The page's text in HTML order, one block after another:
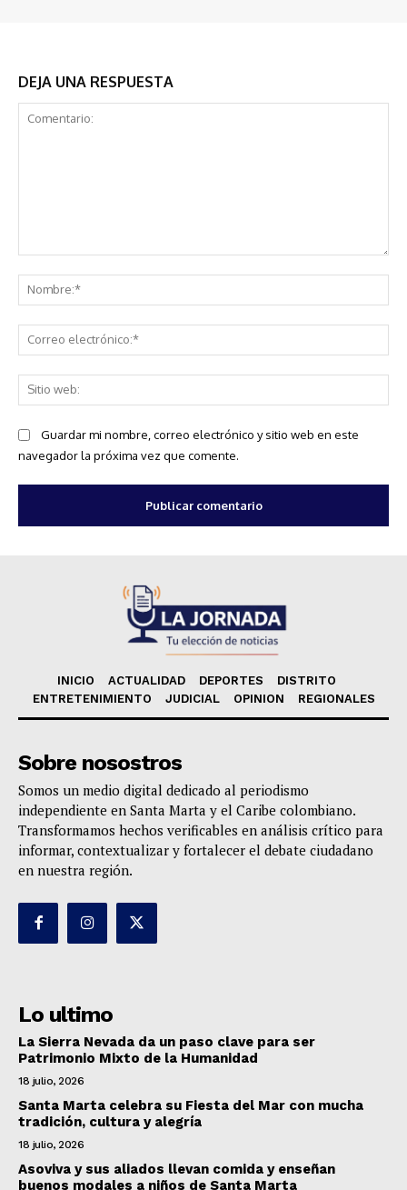
DEJA UNA RESPUESTA
Guardar mi nombre, correo electrónico y sitio web en este
navegador la próxima vez que comente.
INICIO ACTUALIDAD DEPORTES
DISTRITO
ENTRETENIMIENTO
JUDICIAL OPINION REGIONALES
Sobre nosostros
Somos un medio digital dedicado al periodismo
independiente en Santa Marta y el Caribe colombiano.
Transformamos hechos verificables en análisis crítico para
informar, contextualizar y fortalecer el debate ciudadano
en nuestra región.
Lo ultimo
La Sierra Nevada da un paso clave para ser
Patrimonio Mixto de la Humanidad
18 julio, 2026
Santa Marta celebra su Fiesta del Mar con mucha
tradición, cultura y alegría
18 julio, 2026
Asoviva y sus aliados llevan comida y enseñan
buenos modales a niños de Santa Marta